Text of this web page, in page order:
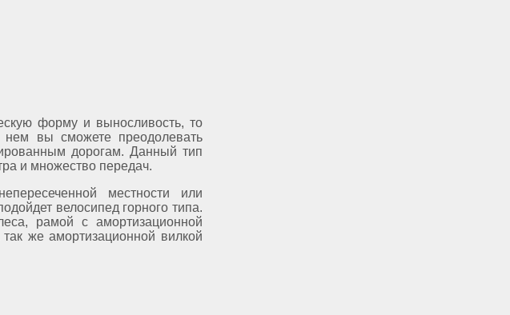
форму и выносливость, то
вы сможете преодолевать
дорогам. Данный тип
и множество передач.
местности или
велосипед горного типа.
рамой с амортизационной
же амортизационной вилкой